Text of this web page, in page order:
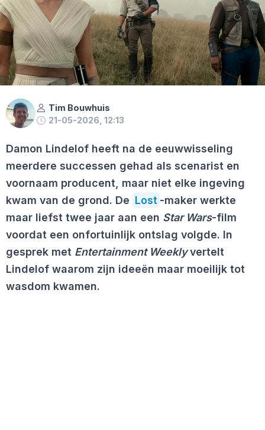
Tim Bouwhuis
21-05-2026, 12:13
Damon Lindelof heeft na de eeuwwisseling
meerdere successen gehad als scenarist en
voornaam producent, maar niet elke ingeving
kwam van de grond. De Lost -maker werkte
maar liefst twee jaar aan een Star Wars-film
voordat een onfortuinlijk ontslag volgde. In
gesprek met Entertainment Weeklyvertelt
Lindelof waarom zijn ideeën maar moeilijk tot
wasdom kwamen.